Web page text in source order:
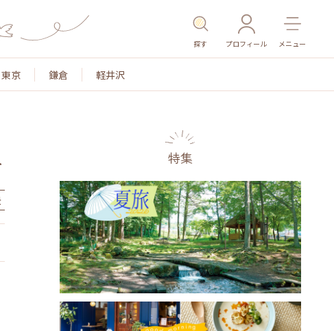
探す プロフィール メニュー
東京 鎌倉 軽井沢
景色 名所・旧跡 温泉・スパ その他施設 ごはん
特集